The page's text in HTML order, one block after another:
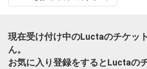
現在受け付け中のLuctaのチケッ
ん。
お気に入り登録をするとLuctaの